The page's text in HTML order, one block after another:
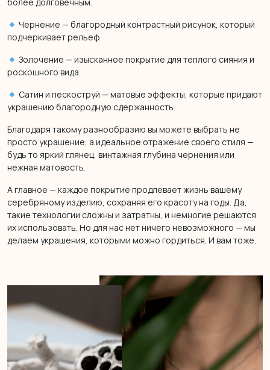
Чернение — благородный контрастный рисунок, который
подчеркивает рельеф.
Золочение — изысканное покрытие для теплого сияния и
роскошного вида.
Сатин и пескоструй — матовые эффекты, которые придают
украшению благородную сдержанность.
Благодаря такому разнообразию вы можете выбрать не
просто украшение, а идеальное отражение своего стиля —
будь то яркий глянец, винтажная глубина чернения или
нежная матовость.
А главное — каждое покрытие продлевает жизнь вашему
серебряному изделию, сохраняя его красоту на годы. Да,
такие технологии сложны и затратны, и немногие решаются
их использовать. Но для нас нет ничего невозможного — мы
делаем украшения, которыми можно гордиться. И вам тоже.